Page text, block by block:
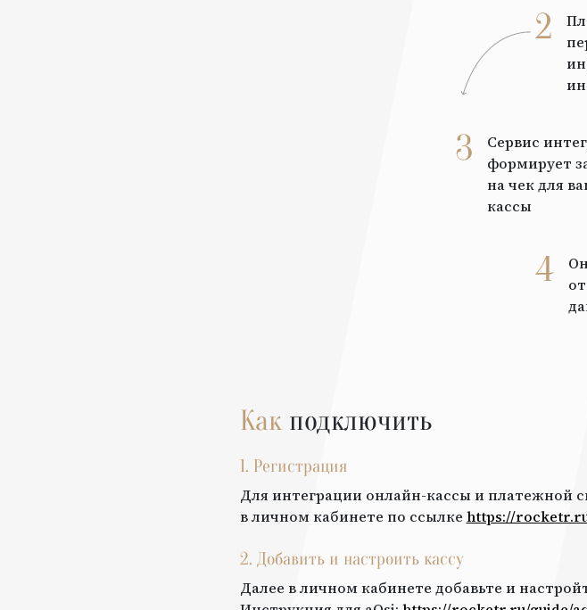
2
3
Сервис
формирует
на чек для
кассы
4
Какподключить
1. Регистрация
Для интеграции онлайн-кассы и платежной
в личном кабинете по ссылке https://
2. Добавить и настроить кассу
Далее в личном кабинете добавьте и